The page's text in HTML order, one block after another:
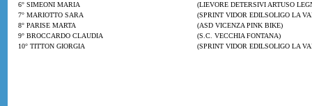
6° SIMEONI MARIA
(LIEVORE DETERSIVI ARTUSO
7° MARIOTTO SARA
(SPRINT VIDOR EDILSOLIGO LA
8° PARISE MARTA
(ASD VICENZA PINK BIKE)
9° BROCCARDO CLAUDIA
(S.C. VECCHIA FONTANA)
10° TITTON GIORGIA
(SPRINT VIDOR EDILSOLIGO LA